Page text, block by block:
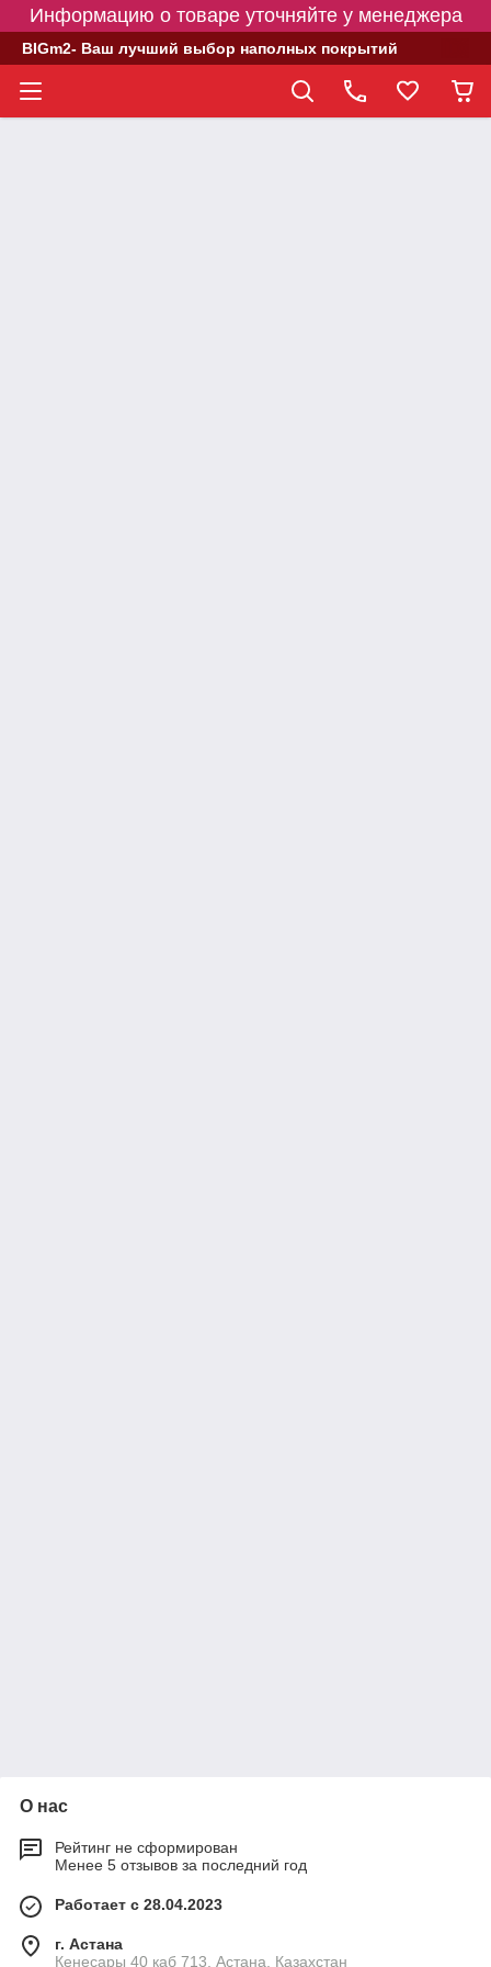
Информацию о товаре уточняйте у менеджера
BIGm2- Ваш лучший выбор наполных покрытий
О нас
Рейтинг не сформирован
Менее 5 отзывов за последний год
Работает с 28.04.2023
г. Астана
Кенесары 40 каб 713, Астана, Казахстан